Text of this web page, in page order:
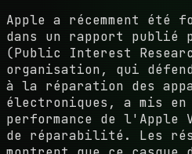
Apple a récemment été
dans un rapport publié
(Public Interest
organisation, qui
à la réparation des
électroniques, a mis en
performance de l'Apple
de réparabilité. Les